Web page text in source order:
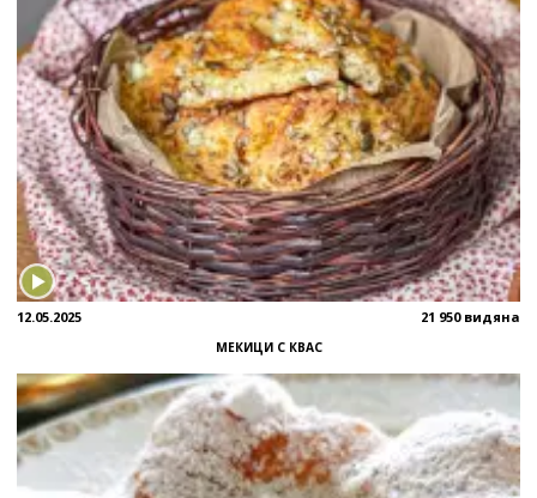
12.05.2025 21 950 видяна
МЕКИЦИ С КВАС